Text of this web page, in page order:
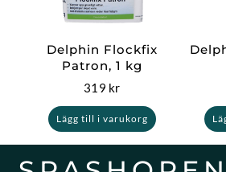
Delphin Flockfix
Patron, 1 kg
319 kr
Lägg till i varukorg